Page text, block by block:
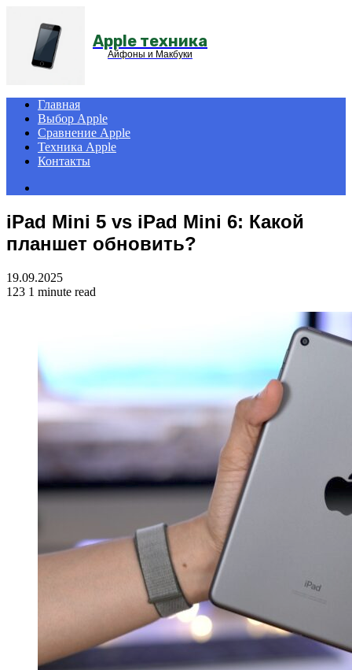
Apple техника
Айфоны и Макбуки
Главная
Выбор Apple
Сравнение Apple
Техника Apple
Контакты
iPad Mini 5 vs iPad Mini 6: Какой
планшет обновить?
19.09.2025
123 1 minute read